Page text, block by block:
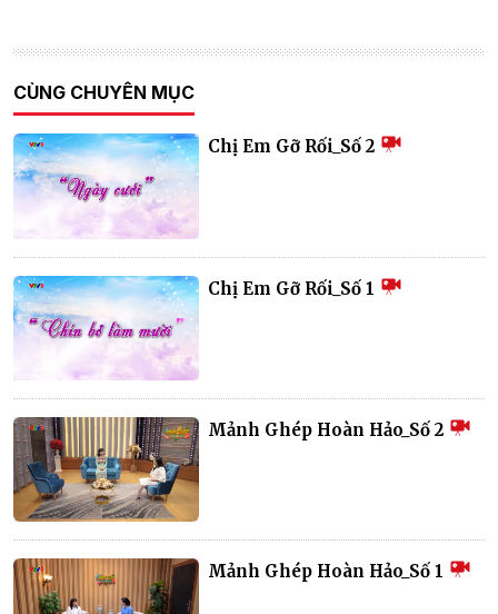
CÙNG CHUYÊN MỤC
Chị Em Gỡ Rối_Số 2
Chị Em Gỡ Rối_Số 1
Mảnh Ghép Hoàn Hảo_Số 2
Mảnh Ghép Hoàn Hảo_Số 1